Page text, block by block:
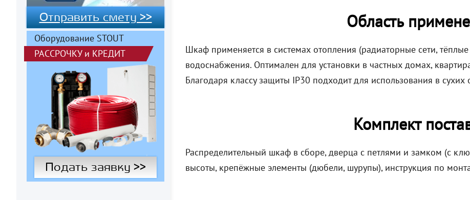
Отправить смету >>
Оборудование STOUT
РАССРОЧКУи КРЕДИТ
Подать заявку >>
Область
Шкаф применяется в системах отопления (радиаторные сети,
водоснабжения. Оптимален для установки в частных домах,
Благодаря классу защиты IP30 подходит для использования в
Комплект
Распределительный шкаф в сборе, дверца с петлями и замком (с
высоты, крепёжные элементы (дюбели, шурупы), инструкция по